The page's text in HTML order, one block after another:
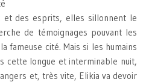
et des esprits, elles sillonnent le
de témoignages pouvant les
fameuse cité. Mais si les humains
cette longue et interminable nuit,
et, très vite, Elikia va devoir